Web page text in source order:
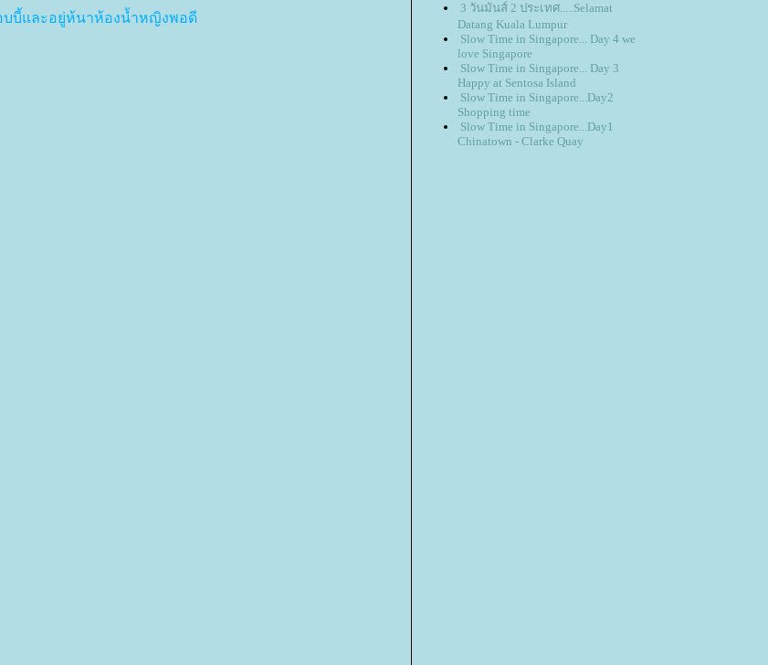
อบบี้และอยู่ห้นาห้องน้ำหญิงพอดี
3 วันมันส์ 2 ประเทศ.....Selamat
Datang Kuala Lumpur
Slow Time in Singapore... Day 4 we
love Singapore
Slow Time in Singapore... Day 3
Happy at Sentosa Island
Slow Time in Singapore...Day2
Shopping time
Slow Time in Singapore...Day1
Chinatown - Clarke Quay